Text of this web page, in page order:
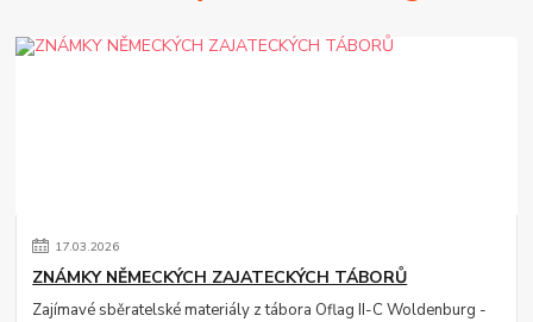
17.03.2026
ZNÁMKY NĚMECKÝCH ZAJATECKÝCH TÁBORŮ
Zajímavé sběratelské materiály z tábora Oflag II-C Woldenburg -